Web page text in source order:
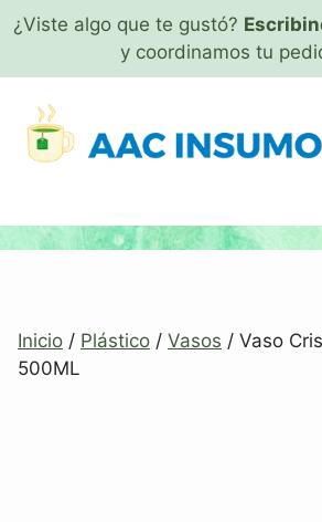
¿Viste algo que te gustó?
y coordinamos tu
Inicio / Plástico / Vasos / Vaso
500ML